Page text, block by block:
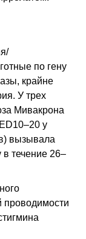
по гену
крайне
У трех
Мивакрона
у
вызывала
течение 26–
проводимости